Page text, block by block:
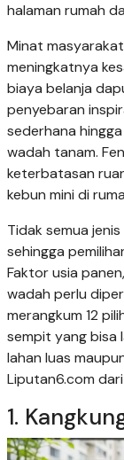
halaman rumah
Minat
meningkatnya
biaya belanja
penyebaran
sederhana
wadah tanam.
keterbatasan
kebun mini di
Tidak semua
sehingga
Faktor usia
wadah perlu
merangkum 12
sempit yang bisa
lahan luas
Liputan6.com
1.